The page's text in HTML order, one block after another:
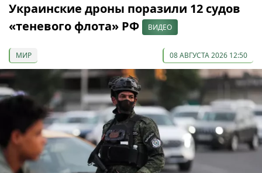
Украинские дроны поразили 12 судов
«теневого флота» РФ
ВИДЕО
МИР 08 АВГУСТА 2026 12:50